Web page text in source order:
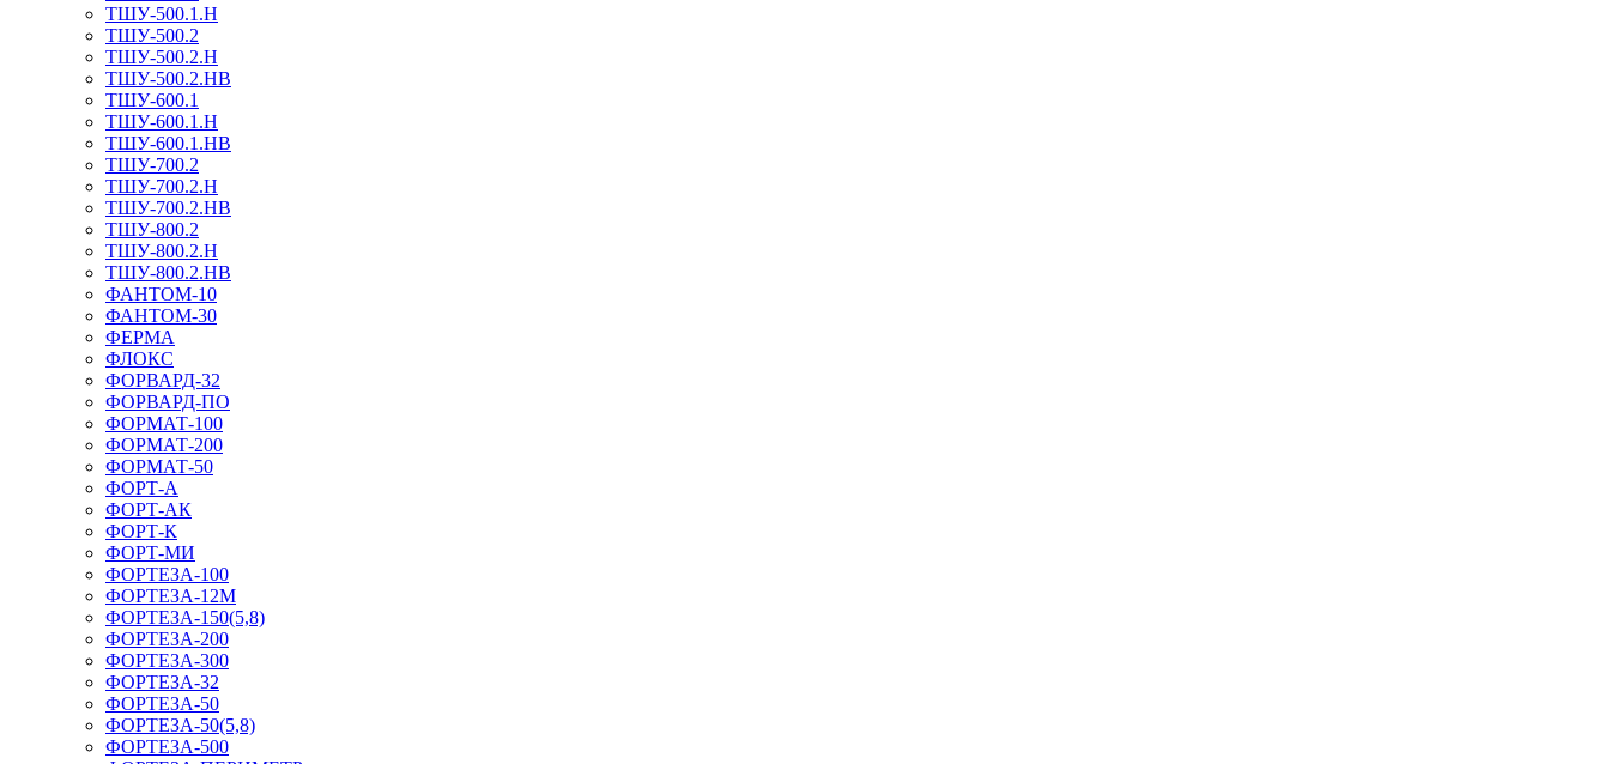
ТШУ-500.1.Н
ТШУ-500.2
ТШУ-500.2.Н
ТШУ-500.2.НВ
ТШУ-600.1
ТШУ-600.1.Н
ТШУ-600.1.НВ
ТШУ-700.2
ТШУ-700.2.Н
ТШУ-700.2.НВ
ТШУ-800.2
ТШУ-800.2.Н
ТШУ-800.2.НВ
ФАНТОМ-10
ФАНТОМ-30
ФЕРМА
ФЛОКС
ФОРВАРД-32
ФОРВАРД-ПО
ФОРМАТ-100
ФОРМАТ-200
ФОРМАТ-50
ФОРТ-А
ФОРТ-АК
ФОРТ-К
ФОРТ-МИ
ФОРТЕЗА-100
ФОРТЕЗА-12М
ФОРТЕЗА-150(5,8)
ФОРТЕЗА-200
ФОРТЕЗА-300
ФОРТЕЗА-32
ФОРТЕЗА-50
ФОРТЕЗА-50(5,8)
ФОРТЕЗА-500